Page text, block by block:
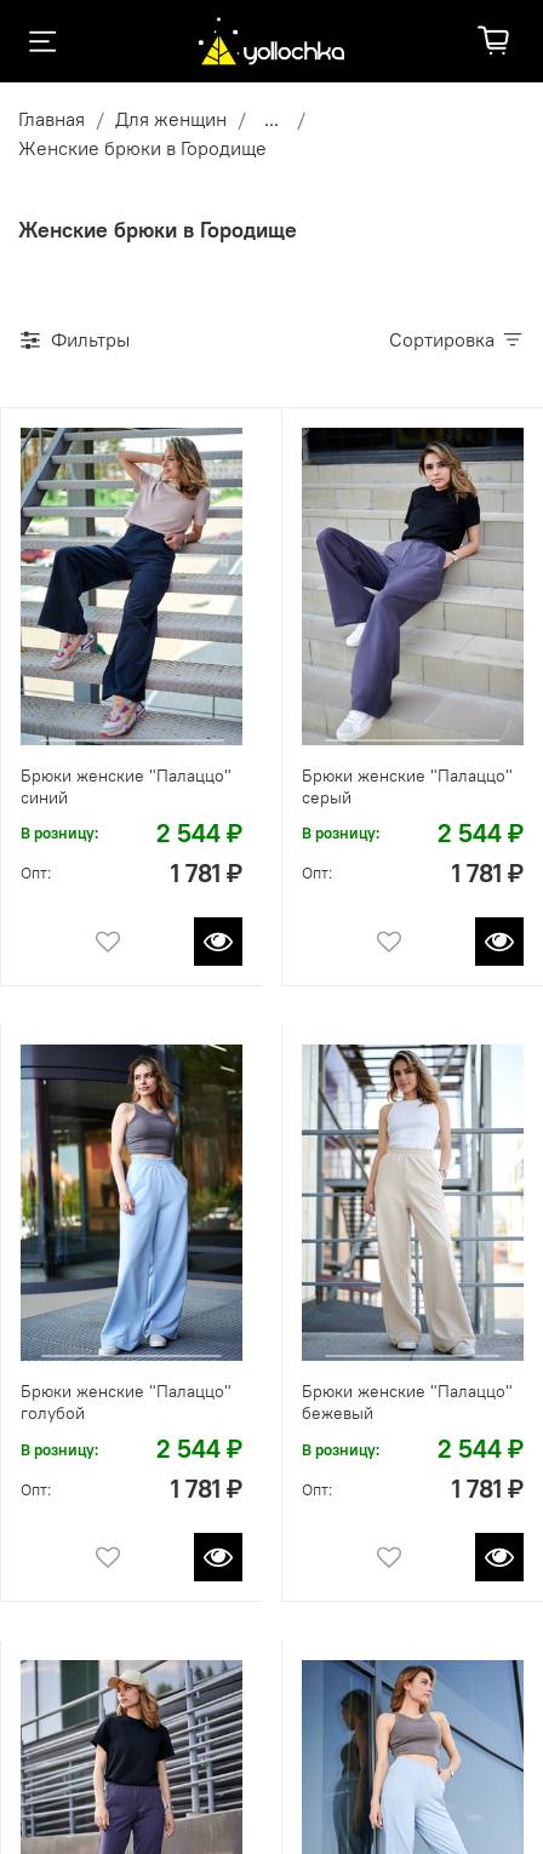
Главная Для женщин
...
Женские брюки в Городище
Женские брюки в Городище
Фильтры Сортировка
Брюки женские "Палаццо"
синий
В розницу: 2 544 ₽
Опт: 1 781 ₽
Брюки женские "Палаццо"
серый
В розницу: 2 544 ₽
Опт: 1 781 ₽
Брюки женские "Палаццо"
голубой
В розницу: 2 544 ₽
Опт: 1 781 ₽
Брюки женские "Палаццо"
бежевый
В розницу: 2 544 ₽
Опт: 1 781 ₽